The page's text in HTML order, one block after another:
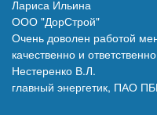
Лариса Ильина
ООО "ДорСтрой"
Очень доволен работой
качественно и
Нестеренко В.Л.
главный энергетик, ПАО